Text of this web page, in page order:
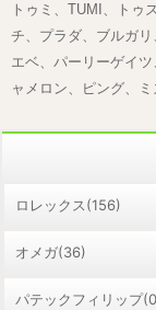
トゥミ、TUMI、トゥ
チ、プラダ、ブルガ
エベ、パーリーゲイ
ャメロン、ピング、
ロレックス(156)
オメガ(36)
パテックフィリップ